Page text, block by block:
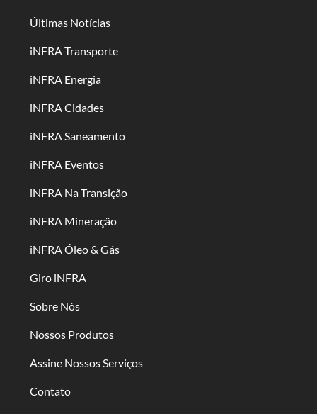
Últimas Notícias
iNFRA Transporte
iNFRA Energia
iNFRA Cidades
iNFRA Saneamento
iNFRA Eventos
iNFRA Na Transição
iNFRA Mineração
iNFRA Óleo & Gás
Giro iNFRA
Sobre Nós
Nossos Produtos
Assine Nossos Serviços
Contato